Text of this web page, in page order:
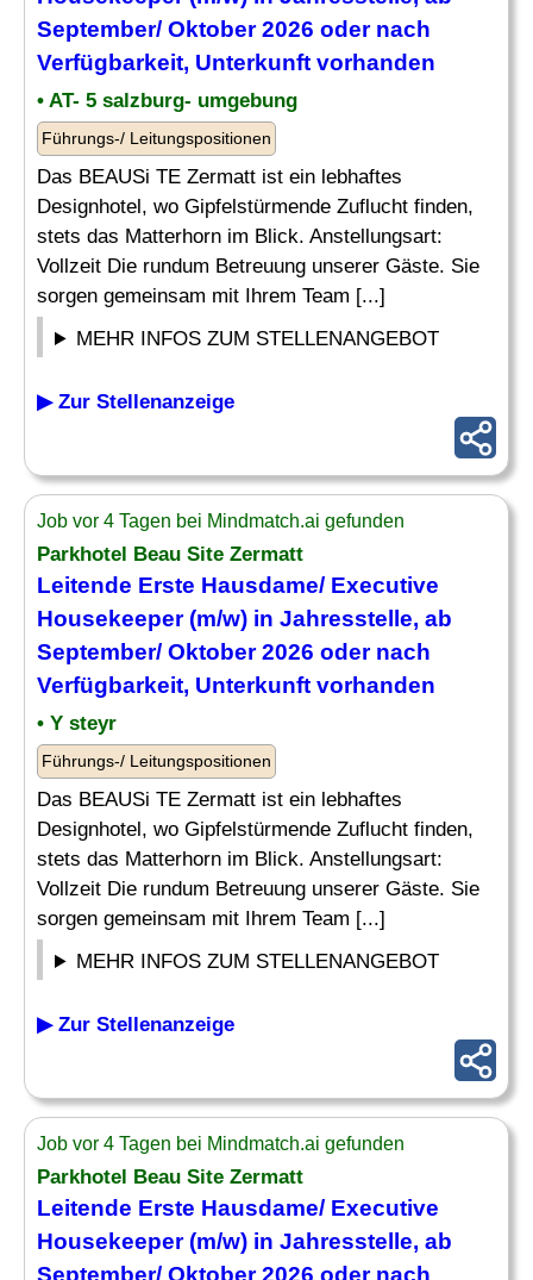
September/ Oktober 2026 oder nach
Verfügbarkeit, Unterkunft vorhanden
• AT- 5 salzburg- umgebung
Führungs-/ Leitungspositionen
Das BEAUSi TE Zermatt ist ein lebhaftes
Designhotel, wo Gipfelstürmende Zuflucht finden,
stets das Matterhorn im Blick. Anstellungsart:
Vollzeit Die rundum Betreuung unserer Gäste. Sie
sorgen gemeinsam mit Ihrem Team [...]
MEHR INFOS ZUM STELLENANGEBOT
▶ Zur Stellenanzeige
Job vor 4 Tagen bei Mindmatch.ai gefunden
Parkhotel Beau Site Zermatt
Leitende Erste Hausdame/ Executive
Housekeeper(m/w) in Jahresstelle, ab
September/ Oktober 2026 oder nach
Verfügbarkeit, Unterkunft vorhanden
• Y steyr
Führungs-/ Leitungspositionen
Das BEAUSi TE Zermatt ist ein lebhaftes
Designhotel, wo Gipfelstürmende Zuflucht finden,
stets das Matterhorn im Blick. Anstellungsart:
Vollzeit Die rundum Betreuung unserer Gäste. Sie
sorgen gemeinsam mit Ihrem Team [...]
MEHR INFOS ZUM STELLENANGEBOT
▶ Zur Stellenanzeige
Job vor 4 Tagen bei Mindmatch.ai gefunden
Parkhotel Beau Site Zermatt
Leitende Erste Hausdame/ Executive
Housekeeper(m/w) in Jahresstelle, ab
September/ Oktober 2026 oder nach